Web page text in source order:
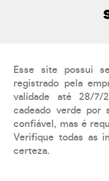
Esse site possui
registrado pela
validade até 28/7/
cadeado verde por
confiável, mas é
Verifique todas as
certeza.